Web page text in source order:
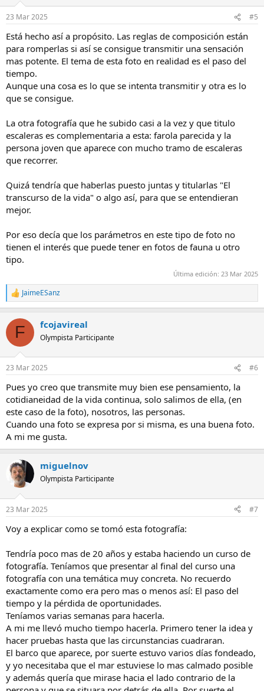
23 Mar 2025 #5
Está hecho así a propósito. Las reglas de composición están
para romperlas si así se consigue transmitir una sensación
mas potente. El tema de esta foto en realidad es el paso del
tiempo.
Aunque una cosa es lo que se intenta transmitir y otra es lo
que se consigue.
La otra fotografía que he subido casi a la vez y que titulo
escaleras es complementaria a esta: farola parecida y la
persona joven que aparece con mucho tramo de escaleras
que recorrer.
Quizá tendría que haberlas puesto juntas y titularlas "El
transcurso de la vida" o algo así, para que se entendieran
mejor.
Por eso decía que los parámetros en este tipo de foto no
tienen el interés que puede tener en fotos de fauna u otro
tipo.
Última edición: 23 Mar 2025
R
e
c
i
e
:
JaimeESanz
F fcojavireal
Olympista Participante
23 Mar 2025 #6
Pues yo creo que transmite muy bien ese pensamiento, la
cotidianeidad de la vida continua, solo salimos de ella, (en
este caso de la foto), nosotros, las personas.
Cuando una foto se expresa por si misma, es una buena foto.
A mi me gusta.
miguelnov
Olympista Participante
23 Mar 2025 #7
Voy a explicar como se tomó esta fotografía:
Tendría poco mas de 20 años y estaba haciendo un curso de
fotografía. Teníamos que presentar al final del curso una
fotografía con una temática muy concreta. No recuerdo
exactamente como era pero mas o menos así: El paso del
tiempo y la pérdida de oportunidades.
Teníamos varias semanas para hacerla.
A mi me llevó mucho tiempo hacerla. Primero tener la idea y
hacer pruebas hasta que las circunstancias cuadraran.
El barco que aparece, por suerte estuvo varios días fondeado,
y yo necesitaba que el mar estuviese lo mas calmado posible
y además quería que mirase hacia el lado contrario de la